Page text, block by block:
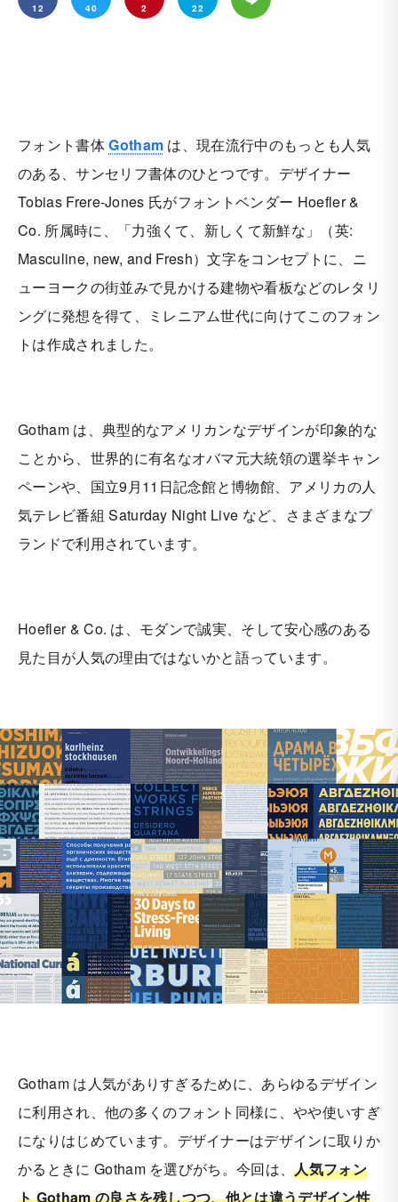
12 40 2 22
フォント書体Gotham は、現在流行中のもっとも人気
のある、サンセリフ書体のひとつです。デザイナー
Tobias Frere-Jones 氏がフォントベンダー Hoefler &
Co. 所属時に、「力強くて、新しくて新鮮な」（英:
Masculine, new, and Fresh）文字をコンセプトに、ニ
ューヨークの街並みで見かける建物や看板などのレタリ
ングに発想を得て、ミレニアム世代に向けてこのフォン
トは作成されました。
Gotham は、典型的なアメリカンなデザインが印象的な
ことから、世界的に有名なオバマ元大統領の選挙キャン
ペーンや、国立9月11日記念館と博物館、アメリカの人
気テレビ番組 Saturday Night Live など、さまざまなブ
ランドで利用されています。
Hoefler & Co. は、モダンで誠実、そして安心感のある
見た目が人気の理由ではないかと語っています。
Gotham は人気がありすぎるために、あらゆるデザイン
に利用され、他の多くのフォント同様に、やや使いすぎ
になりはじめています。デザイナーはデザインに取りか
かるときに Gotham を選びがち。今回は、人気フォン
ト Gotham の良さを残しつつ、他とは違うデザイン性